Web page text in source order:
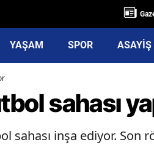
YAŞAM SPOR ASAYİŞ
sahası
sahası inşa ediyor.